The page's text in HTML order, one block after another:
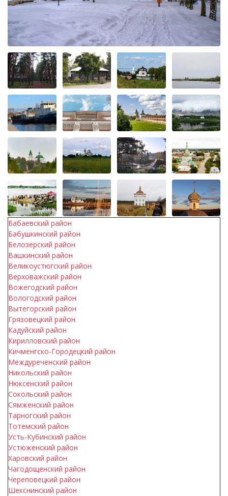
Бабаевский район
Бабушкинский район
Белозерский район
Вашкинский район
Великоустюгский район
Верховажский район
Вожегодский район
Вологодский район
Вытегорский район
Грязовецкий район
Кадуйский район
Кирилловский район
Кичменгско-Городецкий район
Междуреченский район
Никольский район
Нюксенский район
Сокольский район
Сямженский район
Тарногский район
Тотемский район
Усть-Кубинский район
Устюженский район
Харовский район
Чагодощенский район
Череповецкий район
Шекснинский район